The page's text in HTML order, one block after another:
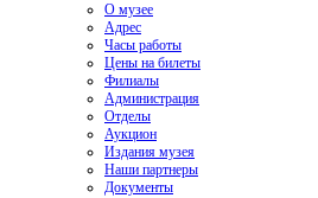
О музее
Адрес
Часы работы
Цены на билеты
Филиалы
Администрация
Отделы
Аукцион
Издания музея
Наши партнеры
Документы